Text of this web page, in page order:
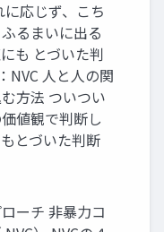
応じず、こち
るまいに出る
も とづいた判
NVC 人と人の関
方法 ついつい
値観で判断し
とづいた判断
ーチ 非暴力コ